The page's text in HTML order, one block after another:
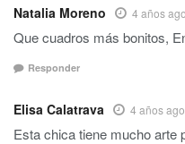
Natalia Moreno 4 años ago
Que cuadros más bonitos,
Responder
Elisa Calatrava 4 años ago
Esta chica tiene mucho arte